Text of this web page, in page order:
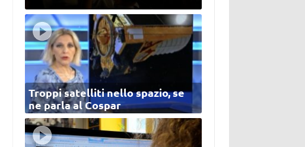
Troppi satelliti nello spazio, se
ne parla al Cospar